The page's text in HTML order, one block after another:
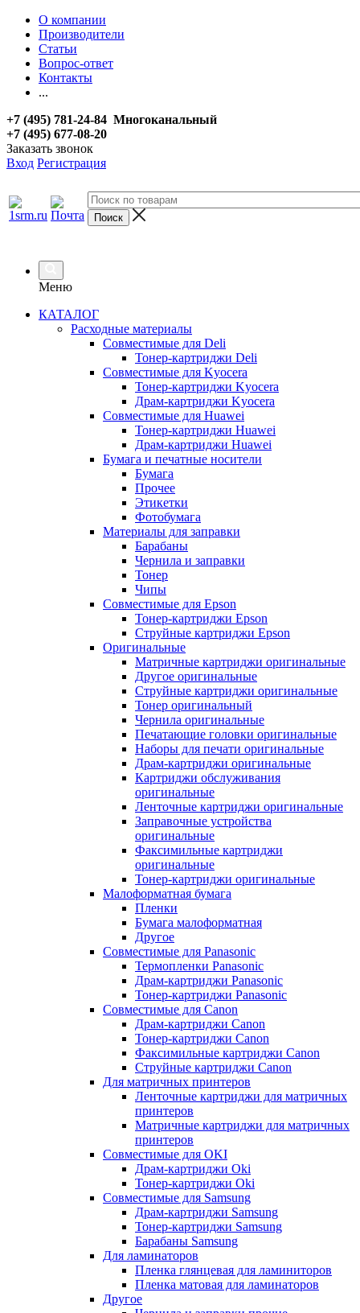
О компании
Производители
Статьи
Вопрос-ответ
Контакты
...
+7 (495) 781-24-84 Многоканальный
+7 (495) 677-08-20
Заказать звонок
Вход Регистрация
Меню
КАТАЛОГ
Расходные материалы
Совместимые для Deli
Тонер-картриджи Deli
Совместимые для Kyocera
Тонер-картриджи Kyocera
Драм-картриджи Kyocera
Совместимые для Huawei
Тонер-картриджи Huawei
Драм-картриджи Huawei
Бумага и печатные носители
Бумага
Прочее
Этикетки
Фотобумага
Материалы для заправки
Барабаны
Чернила и заправки
Тонер
Чипы
Совместимые для Epson
Тонер-картриджи Epson
Струйные картриджи Epson
Оригинальные
Матричные картриджи оригинальные
Другое оригинальные
Струйные картриджи оригинальные
Тонер оригинальный
Чернила оригинальные
Печатающие головки оригинальные
Наборы для печати оригинальные
Драм-картриджи оригинальные
Картриджи обслуживания
оригинальные
Ленточные картриджи оригинальные
Заправочные устройства
оригинальные
Факсимильные картриджи
оригинальные
Тонер-картриджи оригинальные
Малоформатная бумага
Пленки
Бумага малоформатная
Другое
Совместимые для Panasonic
Термопленки Panasonic
Драм-картриджи Panasonic
Тонер-картриджи Panasonic
Совместимые для Canon
Драм-картриджи Canon
Тонер-картриджи Canon
Факсимильные картриджи Canon
Струйные картриджи Canon
Для матричных принтеров
Ленточные картриджи для матричных
принтеров
Матричные картриджи для матричных
принтеров
Совместимые для OKI
Драм-картриджи Oki
Тонер-картриджи Oki
Совместимые для Samsung
Драм-картриджи Samsung
Тонер-картриджи Samsung
Барабаны Samsung
Для ламинаторов
Пленка глянцевая для ламиниторов
Пленка матовая для ламинаторов
Другое